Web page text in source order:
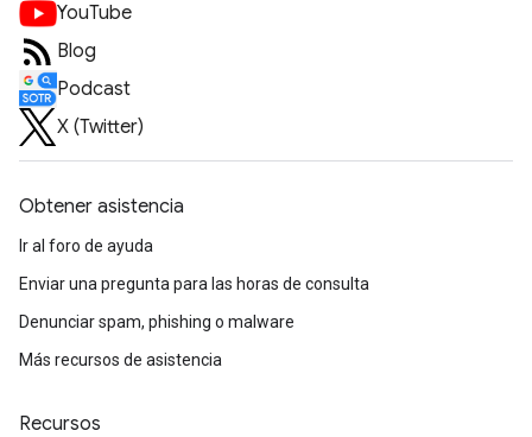
YouTube
Blog
Podcast
X (Twitter)
Obtener asistencia
Ir al foro de ayuda
Enviar una pregunta para las horas de consulta
Denunciar spam, phishing o malware
Más recursos de asistencia
Recursos